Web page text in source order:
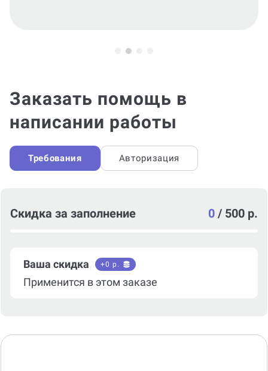
написании работы
Требования Авторизация
Применится в этом заказе